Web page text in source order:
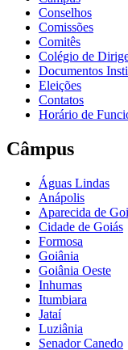
Conselhos
Comissões
Comitês
Colégio de
Documentos
Eleições
Contatos
Horário de
Câmpus
Águas Lindas
Anápolis
Aparecida de
Cidade de Goiás
Formosa
Goiânia
Goiânia Oeste
Inhumas
Itumbiara
Jataí
Luziânia
Senador Canedo